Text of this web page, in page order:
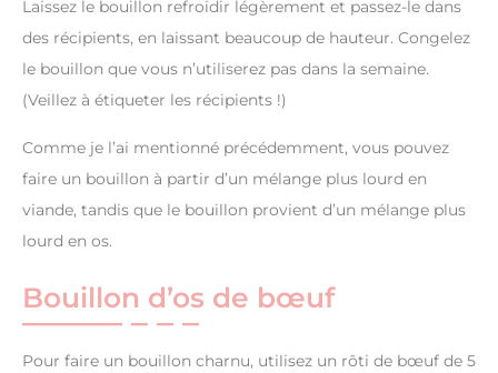
Laissez le bouillon refroidir légèrement et passez-le dans
des récipients, en laissant beaucoup de hauteur. Congelez
le bouillon que vous n’utiliserez pas dans la semaine.
(Veillez à étiqueter les récipients !)
Comme je l’ai mentionné précédemment, vous pouvez
faire un bouillon à partir d’un mélange plus lourd en
viande, tandis que le bouillon provient d’un mélange plus
lourd en os.
Bouillon d’os de bœuf
Pour faire un bouillon charnu, utilisez un rôti de bœuf de 5